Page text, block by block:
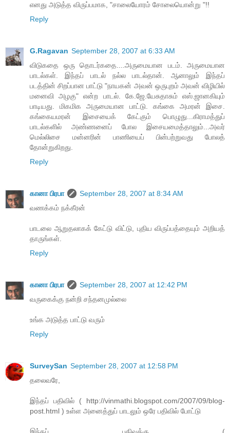
எனது அடுத்த விருப்பமாக, "சாலையோரம் சோலையொன்று "!!
Reply
G.Ragavan September 28, 2007 at 6:33 AM
விடுகதை ஒரு தொடர்கதை....அருமையான படம். அருமையான
பாடல்கள். இந்தப் பாடல் நல்ல பாடல்தான். ஆனாலும் இந்தப்
படத்தின் சிறப்பான பாட்டு "நாயகன் அவன் ஒருபுறம் அவன் விழியில்
மனைவி அழகு" என்ற பாடல். கே.ஜே.யேசுதாசும் எஸ்.ஜானகியும்
பாடியது. மிகமிக அருமையான பாட்டு. கங்கை அமரன் இசை.
கங்கையமரன் இசையைக் கேட்கும் பொழுது...கிராமத்துப்
பாடல்களில் அண்ணனைப் போல இசையமைத்தாலும்...அவர்
மெல்லிசை மன்னரின் பாணியைப் பின்பற்றுவது போலத்
தோன்றுகிறது.
Reply
கானா பிரபா
September 28, 2007 at 8:34 AM
வணக்கம் நக்கீரன்
பாடலை ஆறுதலாகக் கேட்டு விட்டு, புதிய விருப்பத்தையும் அறியத்
தாருங்கள்.
Reply
கானா பிரபா
September 28, 2007 at 12:42 PM
வருகைக்கு நன்றி சந்தனமுல்லை
உங்க அடுத்த பாட்டு வரும்
Reply
SurveySan September 28, 2007 at 12:58 PM
தலைவரே,
இந்தப் பதிவில் ( http://vinmathi.blogspot.com/2007/09/blog-
post.html ) உள்ள அனைத்துப் பாடலும் ஒரே பதிவில் போட்டு